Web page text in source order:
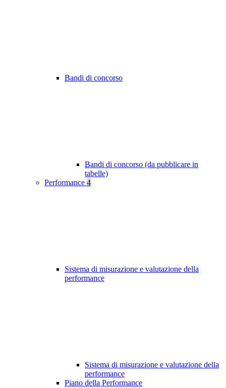
Bandi di concorso
Bandi di concorso (da pubblicare in
tabelle)
Performance 4
Sistema di misurazione e valutazione della
performance
Sistema di misurazione e valutazione della
performance
Piano della Performance